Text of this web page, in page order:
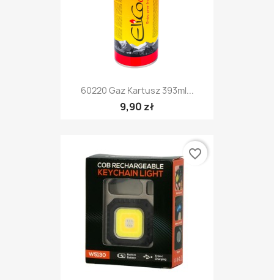
60220 Gaz Kartusz 393ml...
9,90 zł
favorite_border